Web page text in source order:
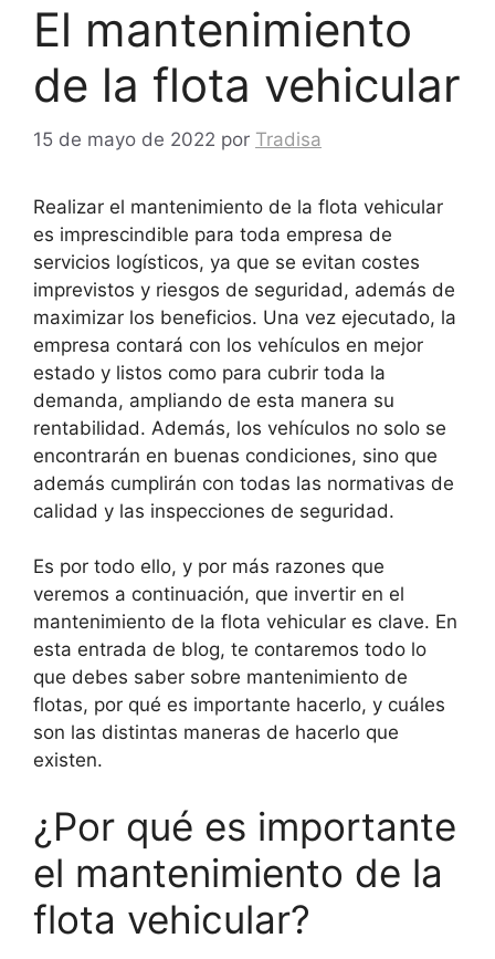
El mantenimiento
de la flota vehicular
15 de mayo de 2022 por Tradisa
Realizar el mantenimiento de la flota vehicular
es imprescindible para toda empresa de
servicios logísticos, ya que se evitan costes
imprevistos y riesgos de seguridad, además de
maximizar los beneficios. Una vez ejecutado, la
empresa contará con los vehículos en mejor
estado y listos como para cubrir toda la
demanda, ampliando de esta manera su
rentabilidad. Además, los vehículos no solo se
encontrarán en buenas condiciones, sino que
además cumplirán con todas las normativas de
calidad y las inspecciones de seguridad.
Es por todo ello, y por más razones que
veremos a continuación, que invertir en el
mantenimiento de la flota vehicular es clave. En
esta entrada de blog, te contaremos todo lo
que debes saber sobre mantenimiento de
flotas, por qué es importante hacerlo, y cuáles
son las distintas maneras de hacerlo que
existen.
¿Por qué es importante
el mantenimiento de la
flota vehicular?